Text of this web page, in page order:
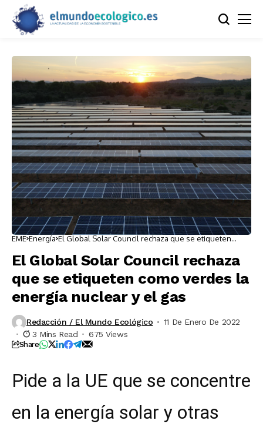
EME Energía El Global Solar Council rechaza que se etiqueten
El Global Solar Council rechaza
que se etiqueten como verdes la
energía nuclear y el gas
Redacción / El Mundo Ecológico
11 De Enero De 2022
3 Mins Read
675 Views
Share
Pide a la UE que se concentre
en la energía solar y otras